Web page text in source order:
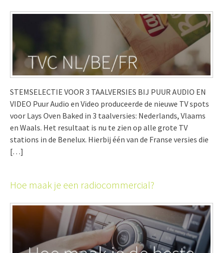
STEMSELECTIE VOOR 3 TAALVERSIES BIJ PUUR AUDIO EN
VIDEO Puur Audio en Video produceerde de nieuwe TV spots
voor Lays Oven Baked in 3 taalversies: Nederlands, Vlaams
en Waals. Het resultaat is nu te zien op alle grote TV
stations in de Benelux. Hierbij één van de Franse versies die
[…]
Hoe maak je een radiocommercial?